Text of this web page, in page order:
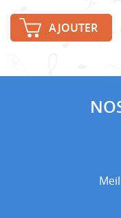
AJOUTER